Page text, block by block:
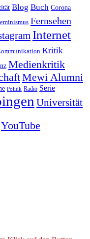
Blog Buch Corona
Fernsehen
Internet
Kritik
Medienkritik
Mewi Alumni
Politik Radio Serie
Universität
YouTube